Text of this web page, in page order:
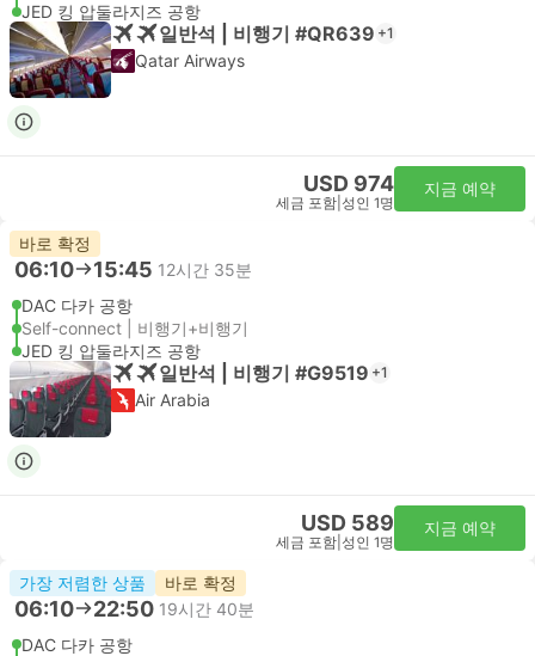
JED 킹 압둘라지즈 공항
일반석 | 비행기 #QR639 +1
Qatar Airways
USD 974
세금 포함 성인 1명
지금 예약
바로 확정
06:10 15:45 12시간 35분
DAC 다카 공항
Self-connect | 비행기+비행기
JED 킹 압둘라지즈 공항
일반석 | 비행기 #G9519 +1
Air Arabia
USD 589
세금 포함 성인 1명
지금 예약
가장 저렴한 상품 바로 확정
06:10 22:50 19시간 40분
DAC 다카 공항